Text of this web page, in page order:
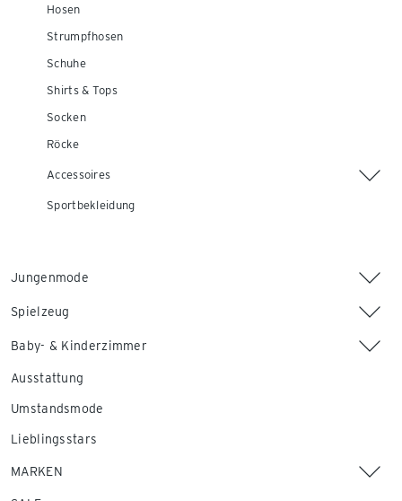
Hosen
Strumpfhosen
Schuhe
Shirts & Tops
Socken
Röcke
Accessoires
Sportbekleidung
Jungenmode
Spielzeug
Baby- & Kinderzimmer
Ausstattung
Umstandsmode
Lieblingsstars
MARKEN